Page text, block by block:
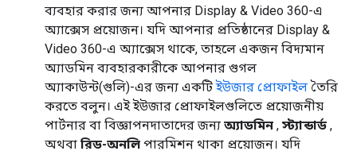
ব্যবহার করার জন্য আপনার Display & Video 360-এ
অ্যাক্সেস প্রয়োজন। যদি আপনার প্রতিষ্ঠানের Display &
Video 360-এ অ্যাক্সেস থাকে, তাহলে একজন বিদ্যমান
অ্যাডমিন ব্যবহারকারীকে আপনার গুগল
অ্যাকাউন্ট(গুলি)-এর জন্য একটিইউজার প্রোফাইল তৈরি
করতে বলুন। এই ইউজার প্রোফাইলগুলিতে প্রয়োজনীয়
পার্টনার বা বিজ্ঞাপনদাতাদের জন্য অ্যাডমিন , স্ট্যান্ডার্ড ,
অথবা রিড-অনলি পারমিশন থাকা প্রয়োজন। যদি